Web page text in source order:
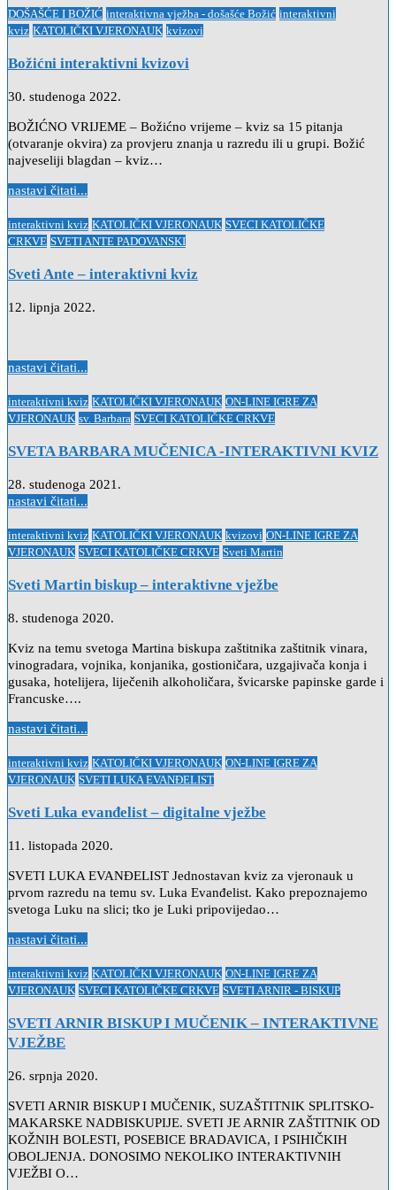
Posted
in
DOŠAŠĆE I BOŽIĆ interaktivna vježba - došašće Božić interaktivni
kviz KATOLIČKI VJERONAUK kvizovi
Božićni interaktivni kvizovi
30. studenoga 2022.
BOŽIĆNO VRIJEME – Božićno vrijeme – kviz sa 15 pitanja
(otvaranje okvira) za provjeru znanja u razredu ili u grupi. Božić
najveseliji blagdan – kviz…
nastavi čitati...
Posted
in
interaktivni kviz KATOLIČKI VJERONAUK SVECI KATOLIČKE
CRKVE SVETI ANTE PADOVANSKI
Sveti Ante – interaktivni kviz
12. lipnja 2022.
nastavi čitati...
Posted
in
interaktivni kviz KATOLIČKI VJERONAUK ON-LINE IGRE ZA
VJERONAUK sv. Barbara SVECI KATOLIČKE CRKVE
SVETA BARBARA MUČENICA -INTERAKTIVNI KVIZ
28. studenoga 2021.
nastavi čitati...
Posted
in
interaktivni kviz KATOLIČKI VJERONAUK kvizovi ON-LINE IGRE ZA
VJERONAUK SVECI KATOLIČKE CRKVE Sveti Martin
Sveti Martin biskup – interaktivne vježbe
8. studenoga 2020.
Kviz na temu svetoga Martina biskupa zaštitnika zaštitnik vinara,
vinogradara, vojnika, konjanika, gostioničara, uzgajivača konja i
gusaka, hotelijera, liječenih alkoholičara, švicarske papinske garde i
Francuske….
nastavi čitati...
Posted
in
interaktivni kviz KATOLIČKI VJERONAUK ON-LINE IGRE ZA
VJERONAUK SVETI LUKA EVANĐELIST
Sveti Luka evanđelist – digitalne vježbe
11. listopada 2020.
SVETI LUKA EVANĐELIST Jednostavan kviz za vjeronauk u
prvom razredu na temu sv. Luka Evanđelist. Kako prepoznajemo
svetoga Luku na slici; tko je Luki pripovijedao…
nastavi čitati...
Posted
in
interaktivni kviz KATOLIČKI VJERONAUK ON-LINE IGRE ZA
VJERONAUK SVECI KATOLIČKE CRKVE SVETI ARNIR - BISKUP
SVETI ARNIR BISKUP I MUČENIK – INTERAKTIVNE
VJEŽBE
26. srpnja 2020.
SVETI ARNIR BISKUP I MUČENIK, SUZAŠTITNIK SPLITSKO-
MAKARSKE NADBISKUPIJE. SVETI JE ARNIR ZAŠTITNIK OD
KOŽNIH BOLESTI, POSEBICE BRADAVICA, I PSIHIČKIH
OBOLJENJA. DONOSIMO NEKOLIKO INTERAKTIVNIH
VJEŽBI O…